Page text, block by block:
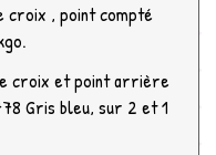
croix , point compté
croix et point arrière
Gris bleu, sur 2 et 1